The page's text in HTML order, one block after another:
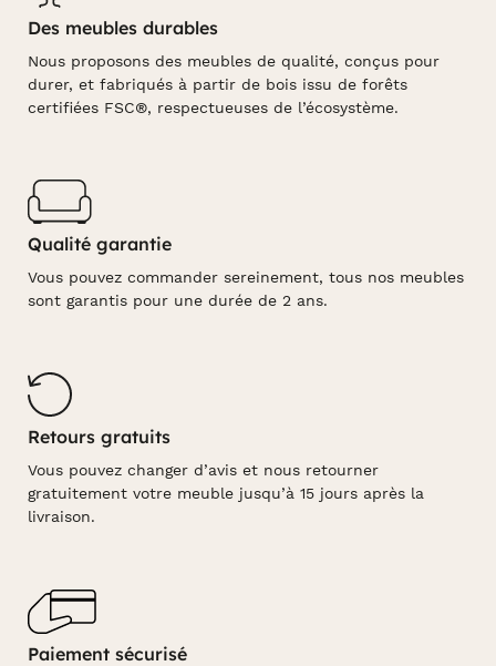
Des meubles durables
Nous proposons des meubles de qualité, conçus pour
durer, et fabriqués à partir de bois issu de forêts
certifiées FSC®, respectueuses de l’écosystème.
Qualité garantie
Vous pouvez commander sereinement, tous nos meubles
sont garantis pour une durée de 2 ans.
Retours gratuits
Vous pouvez changer d’avis et nous retourner
gratuitement votre meuble jusqu’à 15 jours après la
livraison.
Paiement sécurisé